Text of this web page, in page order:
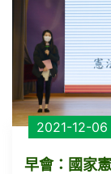
2021-12-06
早會：國家